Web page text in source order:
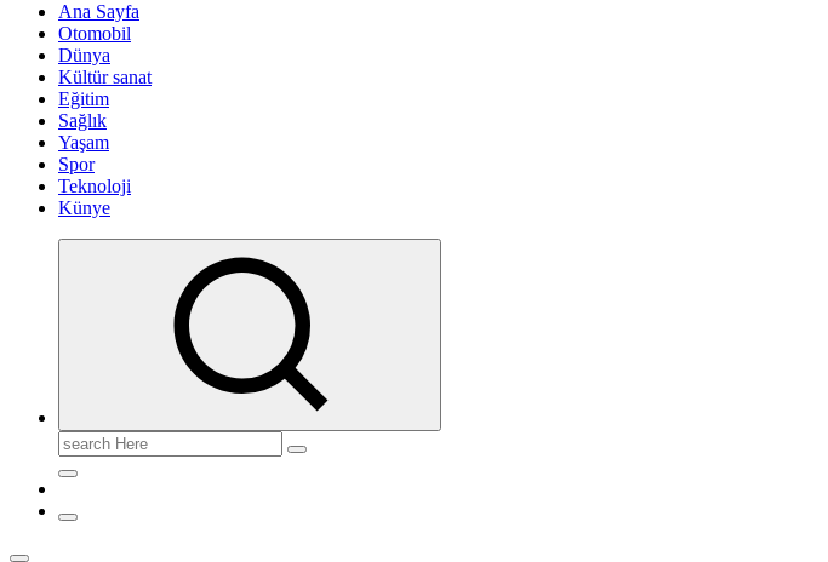
Ana Sayfa
Otomobil
Dünya
Kültür sanat
Eğitim
Sağlık
Yaşam
Spor
Teknoloji
Künye
Search
for: